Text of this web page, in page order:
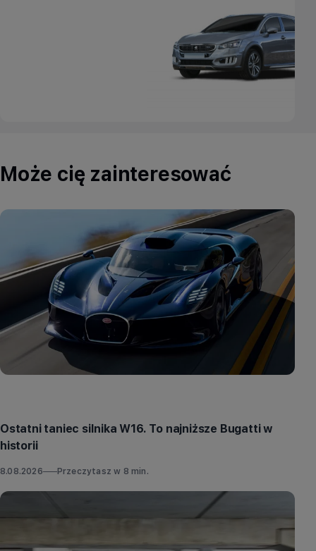
Może cię zainteresować
Ostatni taniec silnika W16. To najniższe Bugatti w
historii
8.08.2026 Przeczytasz w 8 min.